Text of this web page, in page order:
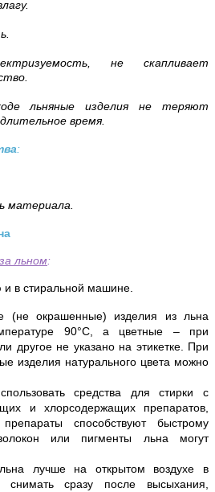
не скапливает
льняные изделия не теряют
время.
:
материала.
льном:
и в стиральной машине.
(не окрашенные) изделия из льна
90°С, а цветные – при
другое не указано на этикетке. При
изделия натурального цвета можно
средства для стирки с
и хлорсодержащих препаратов,
способствуют быстрому
или пигменты льна могут
лучше на открытом воздухе в
сразу после высыхания,